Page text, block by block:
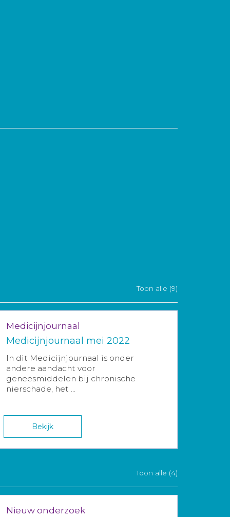
Toon alle (9)
Medicijnjournaal
Medicijnjournaal mei 2022
In dit Medicijnjournaal is onder
andere aandacht voor
geneesmiddelen bij chronische
nierschade, het ...
Bekijk
Toon alle (4)
Nieuw onderzoek